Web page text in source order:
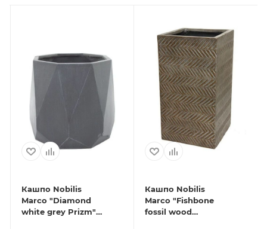
Кашпо Nobilis
Marco "Diamond
white grey Prizm"
Кашпо Nobilis
Marco "Fishbone
fossil wood